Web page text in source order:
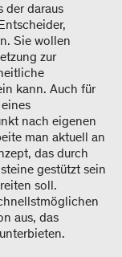
der daraus
Sie wollen
zur
kann. Auch für
nach eigenen
man aktuell an
das durch
gestützt sein
soll.
aus, das